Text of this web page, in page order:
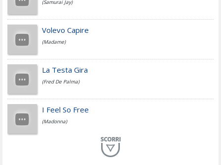
Jovanotti
Fedez
Simone Cristicchi
(Samurai Jay)
Volevo Capire
(Madame)
La Testa Gira
(Fred De Palma)
I Feel So Free
(Madonna)